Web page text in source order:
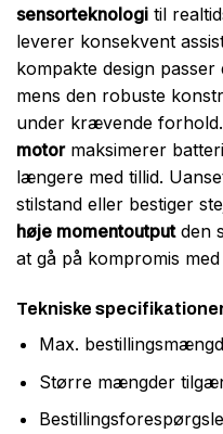
sensorteknologi til
leverer konsekvent
kompakte design
mens den robuste
under krævende
motormaksimerer
længere med tillid.
stilstand eller bestiger
høje momentoutputden
at gå på kompromis
Tekniske
Max.
Større mængder